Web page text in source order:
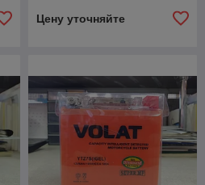
Цену уточняйте